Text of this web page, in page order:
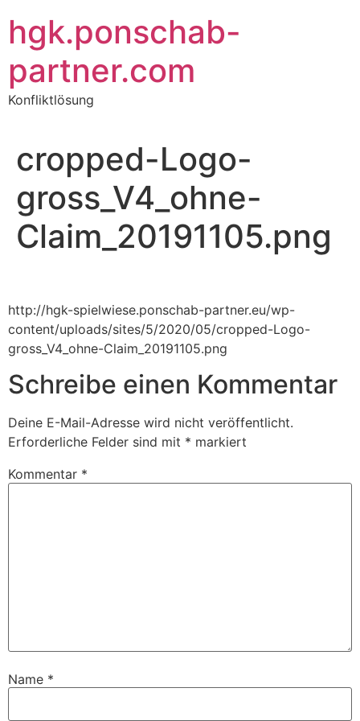
Inhalt
springen
hgk.ponschab-
partner.com
Konfliktlösung
cropped-Logo-
gross_V4_ohne-
Claim_20191105.png
http://hgk-spielwiese.ponschab-partner.eu/wp-
content/uploads/sites/5/2020/05/cropped-Logo-
gross_V4_ohne-Claim_20191105.png
Schreibe einen Kommentar
Deine E-Mail-Adresse wird nicht veröffentlicht.
Erforderliche Felder sind mit * markiert
Kommentar *
Name *